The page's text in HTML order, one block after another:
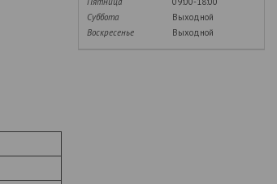
Суббота
Выходной
Воскресенье
Выходной